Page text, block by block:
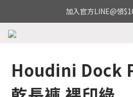
加入官方LINE@領
Houdini Dock